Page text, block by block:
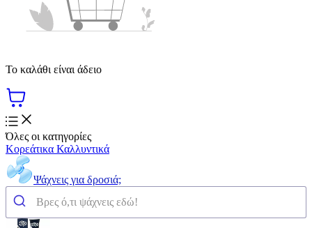
Το καλάθι είναι άδειο
Όλες οι κατηγορίες
Κορεάτικα Καλλυντικά
Ψάχνεις για δροσιά;